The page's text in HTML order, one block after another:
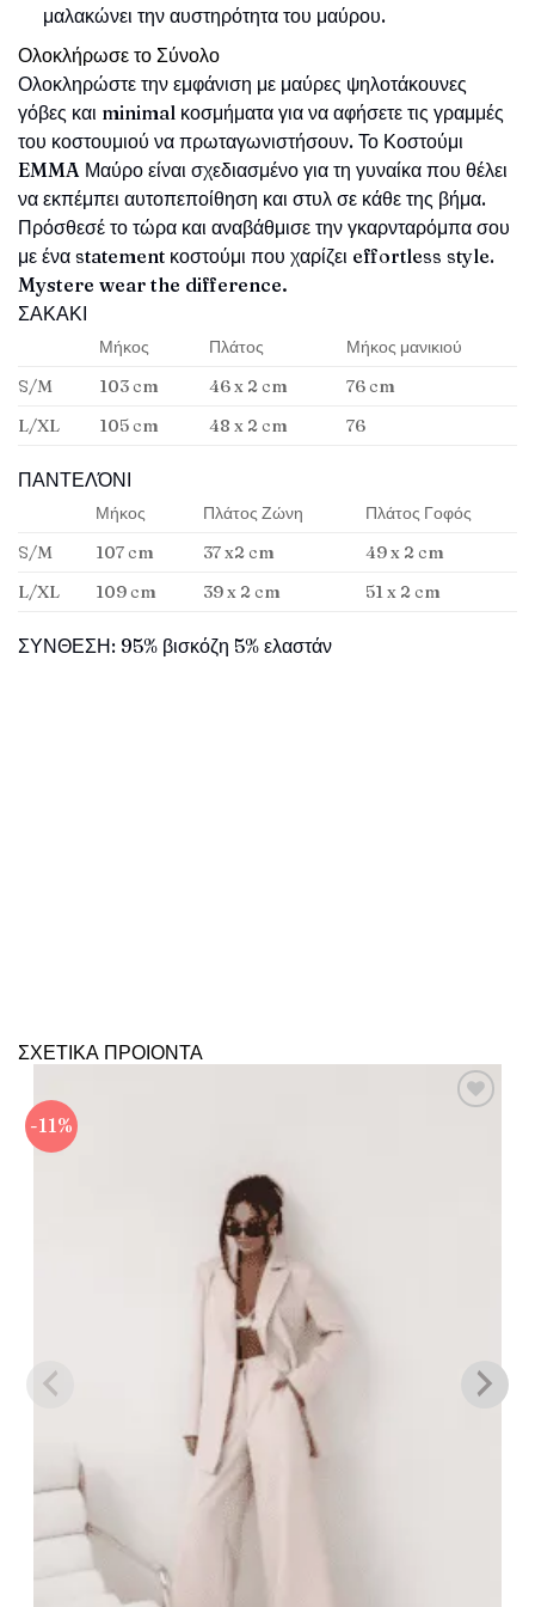
μαλακώνει την αυστηρότητα του μαύρου.
Ολοκλήρωσε το Σύνολο
Ολοκληρώστε την εμφάνιση με μαύρες ψηλοτάκουνες
γόβες και minimal κοσμήματα για να αφήσετε τις γραμμές
του κοστουμιού να πρωταγωνιστήσουν. Το Κοστούμι
EMMA Μαύρο είναι σχεδιασμένο για τη γυναίκα που θέλει
να εκπέμπει αυτοπεποίθηση και στυλ σε κάθε της βήμα.
Πρόσθεσέ το τώρα και αναβάθμισε την γκαρνταρόμπα σου
με ένα statement κοστούμι που χαρίζει effortless style.
Mystere wear the difference.
ΣΑΚΑΚΙ
Μήκος Πλάτος
Μήκος μανικιού
S/M
103 cm 46 x 2 cm
76 cm
L/XL
105 cm 48 x 2 cm 76
ΠΑΝΤΕΛΌΝΙ
Μήκος Πλάτος Ζώνη
Πλάτος Γοφός
S/M
107 cm 37 x2 cm
49 x 2 cm
L/XL
109 cm 39 x 2 cm 51 x 2 cm
ΣΥΝΘΕΣΗ: 95% βισκόζη 5% ελαστάν
ΣΧΕΤΙΚΑ ΠΡΟΙΟΝΤΑ
-11%